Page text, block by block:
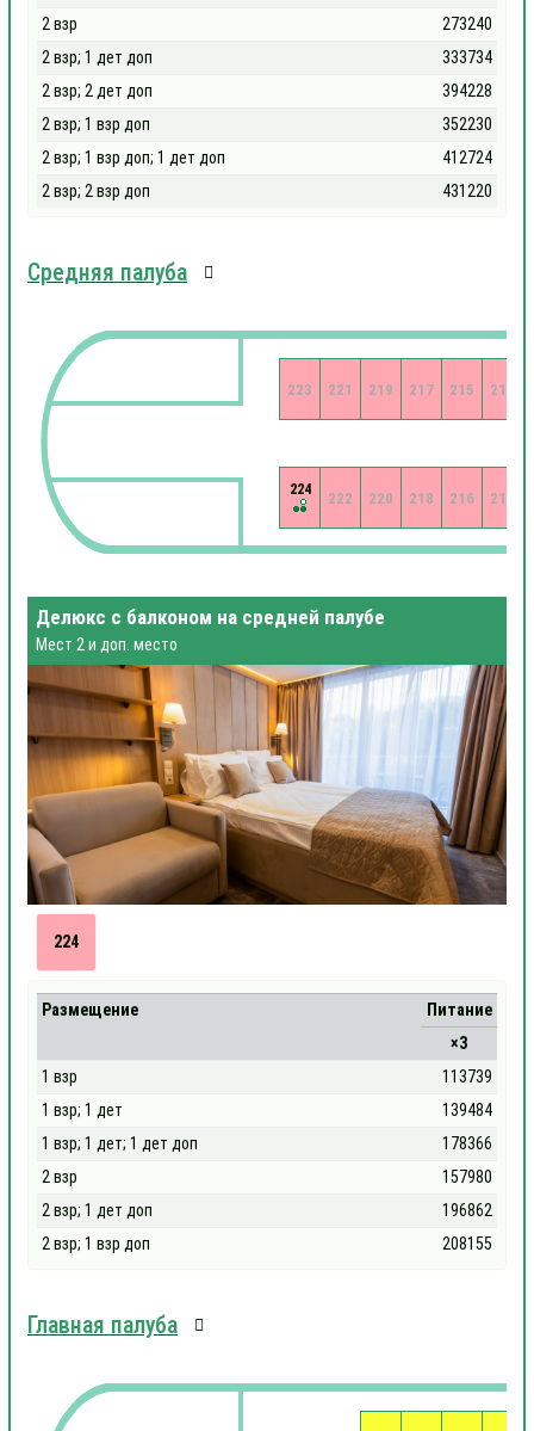
2 взр
273240
2 взр; 1 дет доп
333734
2 взр; 2 дет доп
394228
2 взр; 1 взр доп
352230
2 взр; 1 взр доп; 1 дет доп
412724
2 взр; 2 взр доп
431220
Средняя палуба
213
214
215
216
217
218
219
220
221
222
223
224
Делюкс с балконом на средней палубе
Мест 2 и доп. место
224
Размещение
Питание
×3
1 взр
113739
1 взр; 1 дет
139484
1 взр; 1 дет; 1 дет доп
178366
2 взр
157980
2 взр; 1 дет доп
196862
2 взр; 1 взр доп
208155
Главная палуба